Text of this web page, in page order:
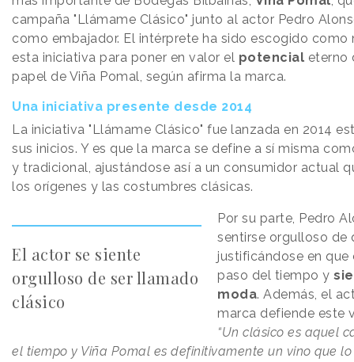
campaña "Llámame Clásico" junto al actor Pedro
como embajador. El intérprete ha sido escogido como
esta iniciativa para poner en valor el potencial eterno
papel de Viña Pomal, según afirma la marca.
Una iniciativa presente desde 2014
La iniciativa "Llámame Clásico" fue lanzada en 2014
sus inicios. Y es que la marca se define a sí misma
y tradicional, ajustándose así a un consumidor actual
los orígenes y las costumbres clásicas.
El actor se siente
orgulloso de ser llamado
clásico
Por su parte, Pedro
sentirse orgulloso de
justificándose en
paso del tiempo y
moda. Además, el
marca defiende este
“Un clásico es aquel
el tiempo y Viña Pomal es definitivamente un vino que lo